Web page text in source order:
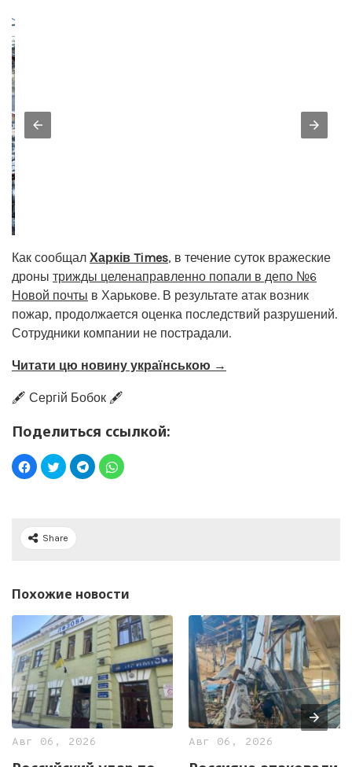
Как сообщал Харків Times, в течение суток вражеские
дроны трижды целенаправленно попали в депо №6
Новой почты в Харькове. В результате атак возник
пожар, продолжается оценка последствий разрушений.
Сотрудники компании не пострадали.
Читати цю новину українською →
🖋️ Сергій Бобок 🖋️
Поделиться ссылкой:
Share
Похожие новости
Авг 06, 2026 Авг 06, 2026